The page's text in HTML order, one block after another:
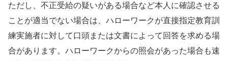
ただし、不正受給の疑いがある場合など本人に確認させる
ことが適当でない場合は、ハローワークが直接指定教育訓
練実施者に対して口頭または文書によって回答を求める場
合があります。ハローワークからの照会があった場合も速